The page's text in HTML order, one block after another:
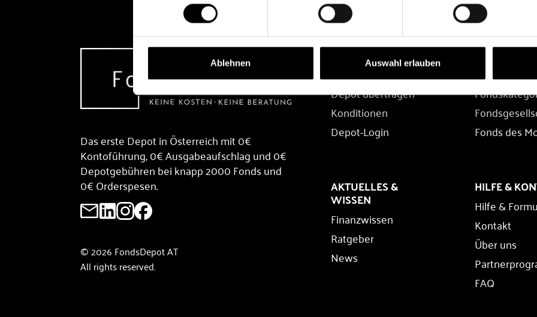
Ablehnen Auswahl erlauben
Das erste Depot in Österreich mit 0€
Kontoführung, 0€ Ausgabeaufschlag und 0€
Depotgebühren bei knapp 2000 Fonds und
0€ Orderspesen.
© 2026 FondsDepot AT
All rights reserved.
DEPOT
Depot übertragen
Konditionen
Depot-Login
FONDS
Fondssuche
Fonds des
AKTUELLES &
WISSEN
Finanzwissen
Ratgeber
News
HILFE &
Hilfe &
Kontakt
Über uns
FAQ